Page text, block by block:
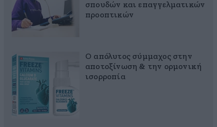
σπουδών και επαγγελματικών
προοπτικών
Ο απόλυτος σύμμαχος στην
αποτοξίνωση & την ορμονική
ισορροπία